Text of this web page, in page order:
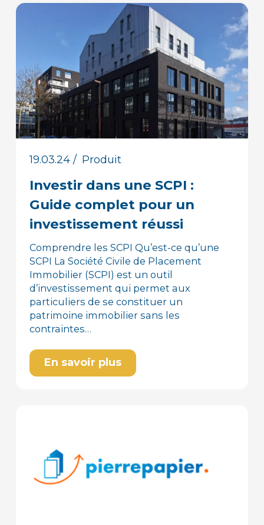
19.03.24/ Produit
Investir dans une SCPI :
Guide complet pour un
investissement réussi
Comprendre les SCPI Qu’est-ce qu’une
SCPI La Société Civile de Placement
Immobilier (SCPI) est un outil
d’investissement qui permet aux
particuliers de se constituer un
patrimoine immobilier sans les
contraintes…
En savoir plus